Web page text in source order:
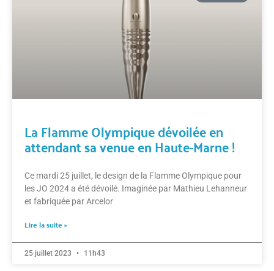
La Flamme Olympique dévoilée en
attendant sa venue en Haute-Marne !
Ce mardi 25 juillet, le design de la Flamme Olympique pour
les JO 2024 a été dévoilé. Imaginée par Mathieu Lehanneur
et fabriquée par Arcelor
Lire la suite »
25 juillet 2023 11h43